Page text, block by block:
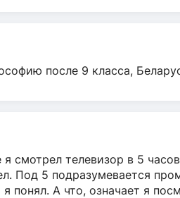
после 9 класса,
смотрел телевизор в 5
Под 5 подразумевается
понял. А что, означает я